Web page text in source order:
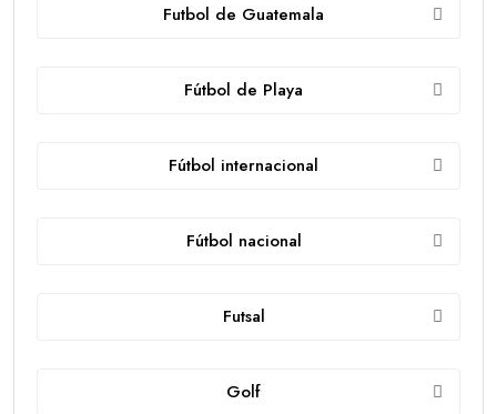
Futbol de Guatemala
Fútbol de Playa
Fútbol internacional
Fútbol nacional
Futsal
Golf